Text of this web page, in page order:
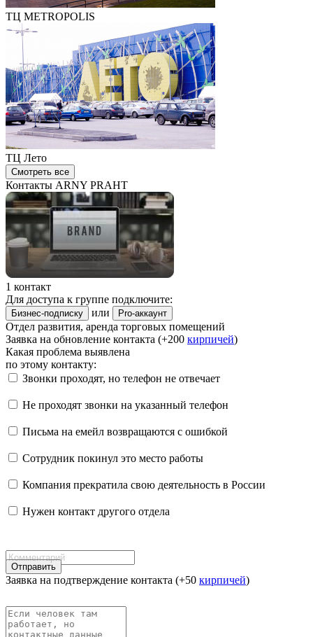
ТЦ METROPOLIS
ТЦ Лето
Смотреть все
Контакты ARNY PRAHT
1 контакт
Для доступа к группе подключите:
Бизнес-подписку или Pro-аккаунт
Отдел развития, аренда торговых помещений
Заявка на обновление контакта (+200 кирпичей)
Какая проблема выявлена
по этому контакту:
Звонки проходят, но телефон не отвечает
Не проходят звонки на указанный телефон
Письма на емейл возвращаются с ошибкой
Сотрудник покинул это место работы
Компания прекратила свою деятельность в России
Нужен контакт другого отдела
Отправить
Заявка на подтверждение контакта (+50 кирпичей)